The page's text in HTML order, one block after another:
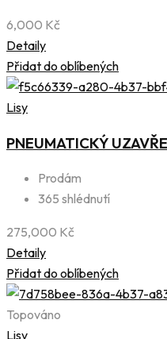
6,000 Kč
Detaily
Přidat do oblíbených
Lisy
PNEUMATICKÝ
Prodám
365 shlédnutí
275,000 Kč
Detaily
Přidat do oblíbených
Topováno
Lisy